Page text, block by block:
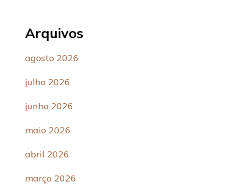
Arquivos
agosto 2026
julho 2026
junho 2026
maio 2026
abril 2026
março 2026